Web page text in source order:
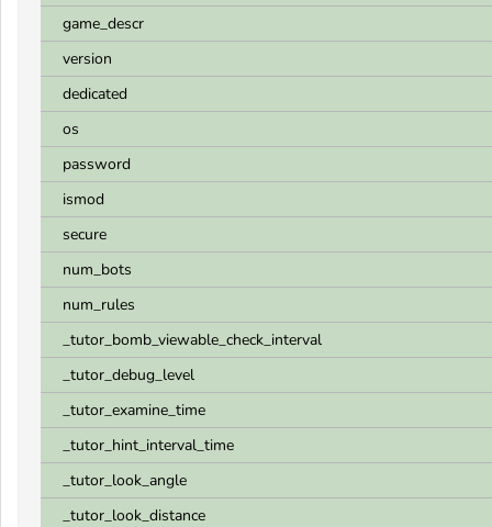
game_descr
version
dedicated
os
password
ismod
secure
num_bots
num_rules
_tutor_bomb_viewable_check_interval
_tutor_debug_level
_tutor_examine_time
_tutor_hint_interval_time
_tutor_look_angle
_tutor_look_distance